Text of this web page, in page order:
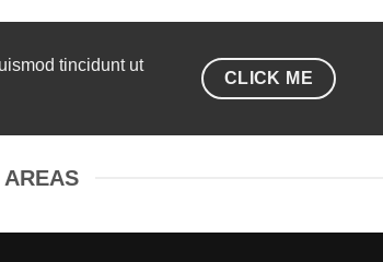
tincidunt ut
CLICK ME